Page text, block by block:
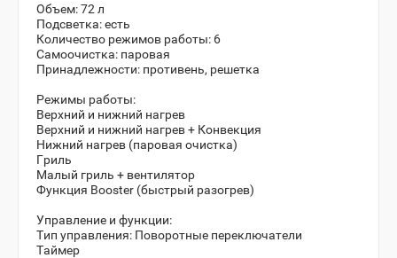
Объем: 72 л
Подсветка: есть
Количество режимов работы: 6
Самоочистка: паровая
Принадлежности: противень, решетка
Режимы работы:
Верхний и нижний нагрев
Верхний и нижний нагрев + Конвекция
Нижний нагрев (паровая очистка)
Гриль
Малый гриль + вентилятор
Функция Booster (быстрый разогрев)
Управление и функции:
Тип управления: Поворотные переключатели
Таймер